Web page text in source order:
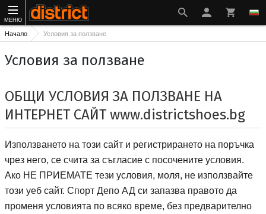
МЕНЮ
Начало Условия за ползване
Условия за ползване
ОБЩИ УСЛОВИЯ ЗА ПОЛЗВАНЕ НА
ИНТЕРНЕТ САЙТwww.districtshoes.bg
Използването на този сайт и регистрирането на поръчка
чрез него, се счита за съгласие с посочените условия.
Ако НЕ ПРИЕМАТЕ тези условия, моля, не използвайте
този уеб сайт. Спорт Депо АД Спорт депо А ДЕ
си запазва правото да
променя условията по всяко време, без предварително